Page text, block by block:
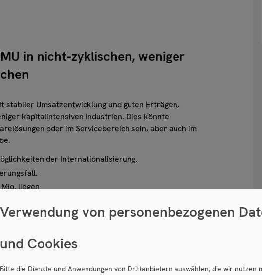
in nicht-zyklischen, weniger
stabiler Umsatzentwicklung und guten Erträgen,
kapitalintensiven Industrien. Dies könnte
oder im Servicebereich sein, aber auch im
der Internationalisierung.
liegen
einsteigen. Daher wird nach einem geplanten
Nachfolgesituation, beispielsweise aufgrund von
in der Automobilindustrie und mit IT-Lösungen sowie
Verwendung von personenbezogenen
und Cookies
Bitte die Dienste und Anwendungen von Drittanbietern auswählen, die wir nutzen